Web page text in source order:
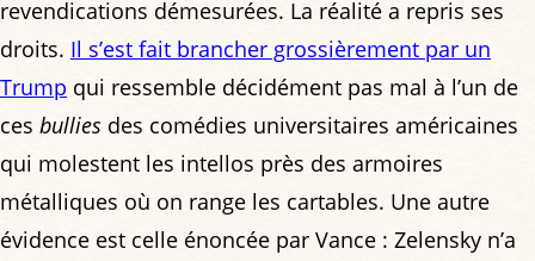
revendications démesurées. La réalité a repris ses
droits. Il s’est fait brancher grossièrement par un
Trump qui ressemble décidément pas mal à l’un de
ces bullies des comédies universitaires américaines
qui molestent les intellos près des armoires
métalliques où on range les cartables. Une autre
évidence est celle énoncée par Vance : Zelensky n’a